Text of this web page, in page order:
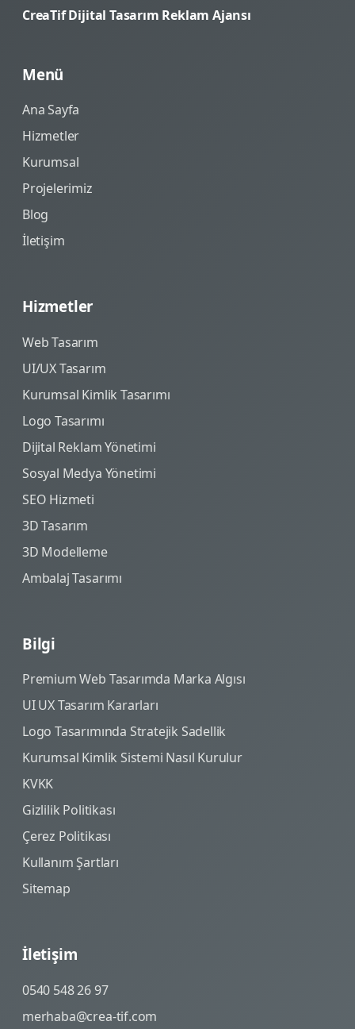
CreaTif Dijital Tasarım Reklam Ajansı
Menü
Ana Sayfa
Hizmetler
Kurumsal
Projelerimiz
Blog
İletişim
Hizmetler
Web Tasarım
UI/UX Tasarım
Kurumsal Kimlik Tasarımı
Logo Tasarımı
Dijital Reklam Yönetimi
Sosyal Medya Yönetimi
SEO Hizmeti
3D Tasarım
3D Modelleme
Ambalaj Tasarımı
Bilgi
Premium Web Tasarımda Marka Algısı
UI UX Tasarım Kararları
Logo Tasarımında Stratejik Sadellik
Kurumsal Kimlik Sistemi Nasıl Kurulur
KVKK
Gizlilik Politikası
Çerez Politikası
Kullanım Şartları
Sitemap
İletişim
0540 548 26 97
merhaba@crea-tif.com